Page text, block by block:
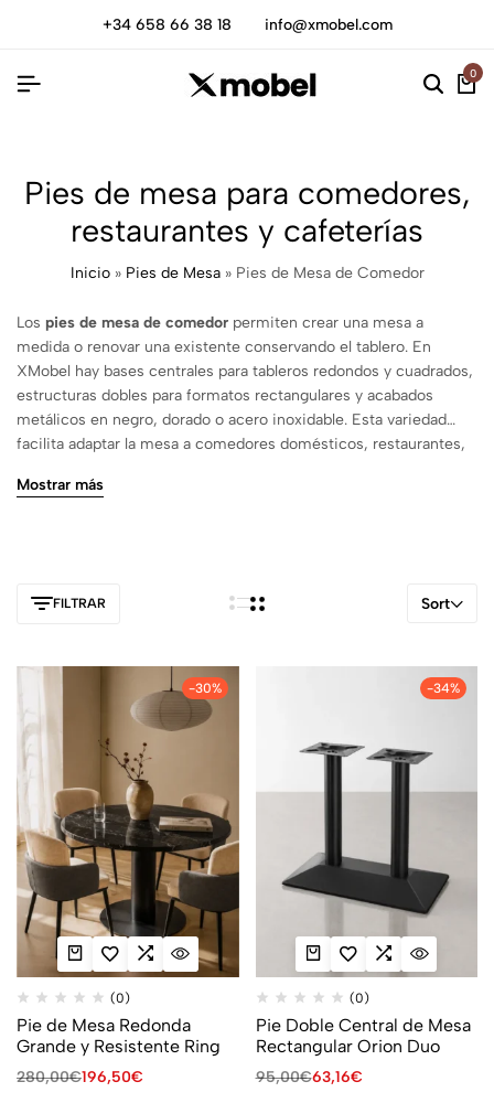
+34 658 66 38 18 info@xmobel.com
0
Pies de mesa para comedores,
restaurantes y cafeterías
Inicio» Pies de Mesa» Pies de Mesa de Comedor
Los pies de mesa de comedor permiten crear una mesa a
medida o renovar una existente conservando el tablero. En
XMobel hay bases centrales para tableros redondos y cuadrados,
estructuras dobles para formatos rectangulares y acabados
metálicos en negro, dorado o acero inoxidable. Esta variedad
facilita adaptar la mesa a comedores domésticos, restaurantes,
Mostrar más
FILTRAR Sort
-30%
(0)
Pie de Mesa Redonda
Grande y Resistente Ring
280,00€196,50€
-34%
(0)
Pie Doble Central de Mesa
Rectangular Orion Duo
95,00€63,16€